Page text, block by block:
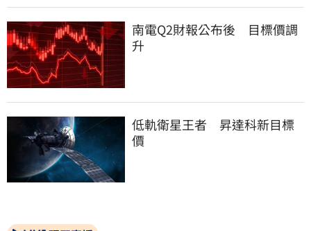
南電Q2財報公布後　目標價調
升
低軌衛星王者　昇達科新目標
價